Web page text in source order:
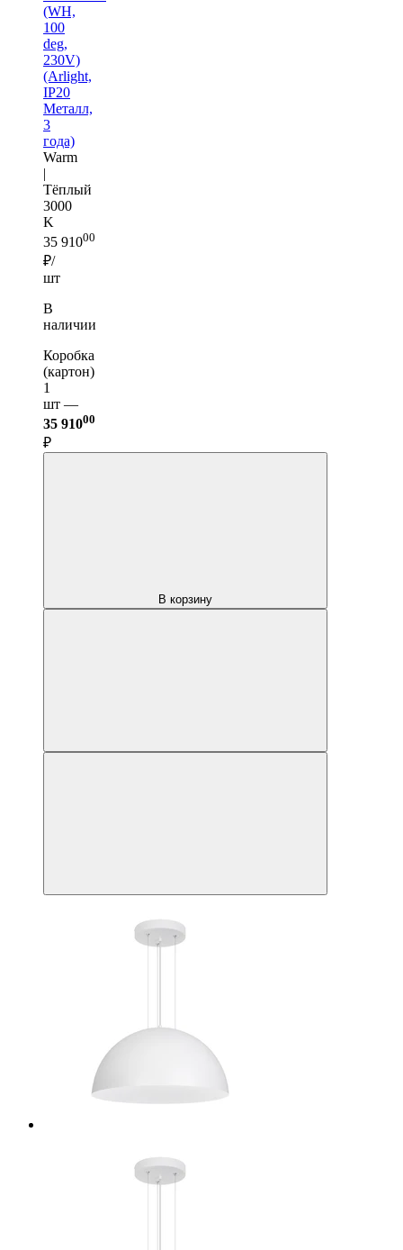
(WH,
100
deg,
230V)
(Arlight,
IP20
Металл,
3
года)
Warm
|
Тёплый
3000
K
35 91000
₽/
шт
В
наличии
Коробка
(картон)
1
шт —
35 91000
₽
В корзину